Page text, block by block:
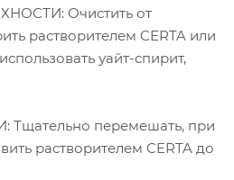
Очистить от
растворителем CERTA или
уайт-спирит,
перемешать, при
растворителем CERTA до